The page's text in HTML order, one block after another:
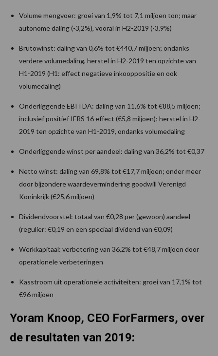
Volume mengvoer: groei van 1,9% tot 7,1 miljoen ton; maar
autonome daling (-3,2%), vooral in H2-2019 (-3,9%)
Brutowinst: daling van 0,6% tot €440,7 miljoen; ondanks
verdere volumedaling, herstel in H2-2019 ten opzichte van
H1-2019 (H1: effect negatieve inkooppositie en ook
volumedaling)
Onderliggende EBITDA: daling van 11,6% tot €88,5 miljoen;
inclusief positief IFRS 16 effect (€5,8 miljoen); herstel in H2-
2019 ten opzichte van H1-2019, ondanks volumedaling
Onderliggende winst per aandeel: daling van 36,2% tot €0,37
Netto winst: daling van 69,8% tot €17,7 miljoen; onder meer
door bijzondere waardevermindering goodwill Verenigd
Koninkrijk (€25,6 miljoen)
Dividendvoorstel: totaal van €0,28 per (gewoon) aandeel
(regulier: €0,19 en een speciaal dividend van €0,09)
Werkkapitaal: verbetering van 36,2% tot €48,7 miljoen door
operationele verbeteringen
Kasstroom uit operationele activiteiten: groei van 17,1% tot
€96 miljoen
Yoram Knoop, CEO ForFarmers, over
de resultaten van 2019: